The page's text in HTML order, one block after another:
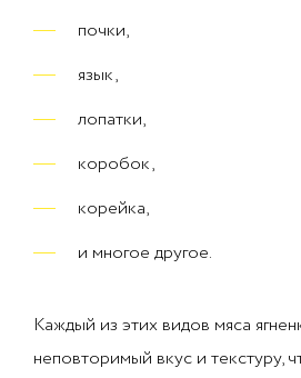
почки,
язык,
лопатки,
коробок,
корейка,
и многое другое.
Каждый из этих видов мяса
неповторимый вкус и текстуру,